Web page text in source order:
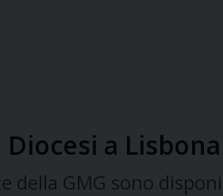
a Lisbona
della GMG sono